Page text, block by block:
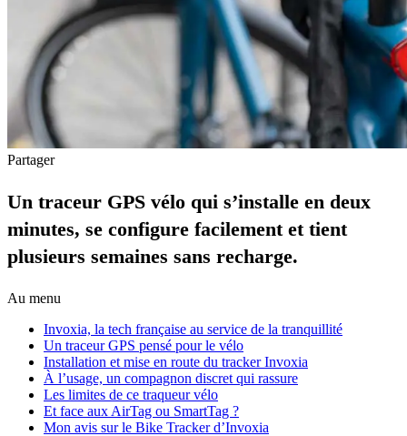
Partager
Un traceur GPS vélo qui s’installe en deux
minutes, se configure facilement et tient
plusieurs semaines sans recharge.
Au menu
Invoxia, la tech française au service de la tranquillité
Un traceur GPS pensé pour le vélo
Installation et mise en route du tracker Invoxia
À l’usage, un compagnon discret qui rassure
Les limites de ce traqueur vélo
Et face aux AirTag ou SmartTag ?
Mon avis sur le Bike Tracker d’Invoxia